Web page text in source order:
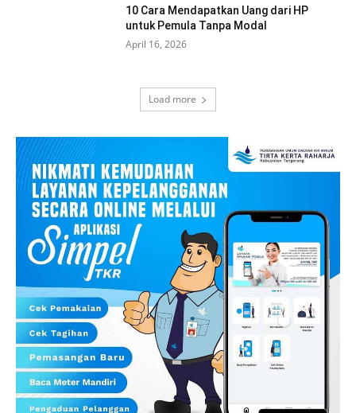
10 Cara Mendapatkan Uang dari HP
untuk Pemula Tanpa Modal
April 16, 2026
Load more